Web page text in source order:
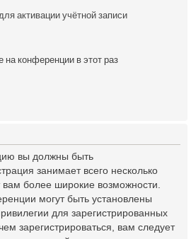
активации учётной записи
конференции в этот раз
вы должны быть
занимает всего несколько
вам более широкие возможности.
могут быть установлены
для зарегистрированных
зарегистрироваться, вам следует